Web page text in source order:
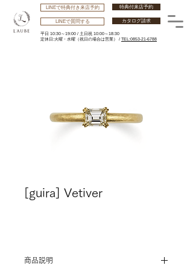
特典付来店予約
LINEで特典付き来店予約
カタログ請求
平日 10:30～19:00 / 土日祝 10:00～18:30
​定休日:火曜・水曜 （祝日の場合は営業） / TEL:0853-21-6788
LINEで質問する
[guira] Vetiver
商品説明